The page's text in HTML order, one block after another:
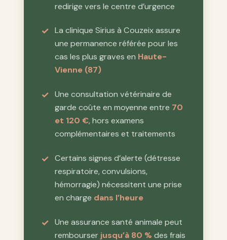
redirige vers le centre d’urgence
La clinique Sirius à Couzeix assure
une permanence référée pour les
cas les plus graves en Haute-
Vienne (87)
Une consultation vétérinaire de
garde coûte en moyenne entre 70
et 120 €, hors examens
complémentaires et traitements
Certains signes d’alerte (détresse
respiratoire, convulsions,
hémorragie) nécessitent une prise
en charge dans l’heure
Une assurance santé animale peut
rembourser jusqu’à 80 % des frais